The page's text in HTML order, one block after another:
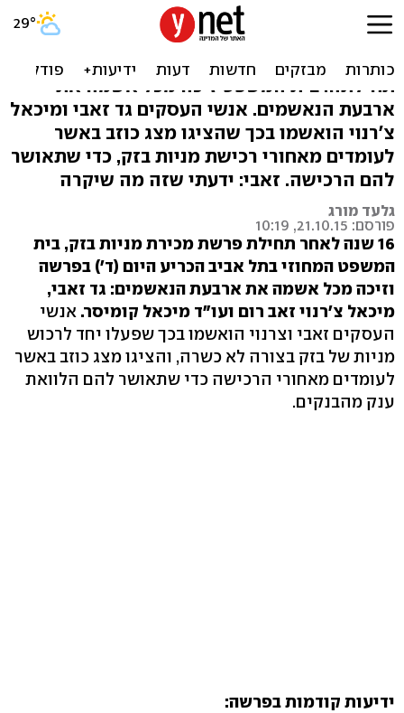
צ'רנוי וזאבי זוכו מכל אשמה
הכרעה בפרשת זאבי-צ'רנוי 16 שנה לאחר
תחילתה: בית המשפט זיכה מכל אשמה את
ארבעת הנאשמים. אנשי העסקים גד זאבי ומיכאל
צ'רנוי הואשמו בכך שהציגו מצג כוזב באשר
לעומדים מאחורי רכישת מניות בזק, כדי שתאושר
להם הרכישה. זאבי: ידעתי שזה מה שיקרה
גלעד מורג
פורסם: 21.10.15, 10:19
16 שנה לאחר תחילת פרשת מכירת מניות בזק, בית
המשפט המחוזי בתל אביב הכריע היום (ד') בפרשה
וזיכה מכל אשמה את ארבעת הנאשמים: גד זאבי,
מיכאל צ'רנוי זאב רום ועו"ד מיכאל קומיסר. אנשי
העסקים זאבי וצרנוי הואשמו בכך שפעלו יחד לרכוש
מניות של בזק בצורה לא כשרה, והציגו מצג כוזב באשר
לעומדים מאחורי הרכישה כדי שתאושר להם הלוואת
ענק מהבנקים.
ידיעות קודמות בפרשה: